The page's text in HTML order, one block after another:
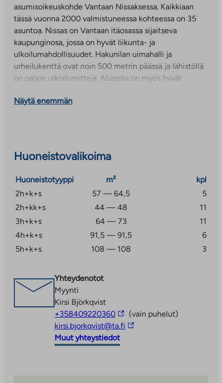
asumisoikeuskohde Vantaan Nissaksessa. Kaikkiaan
tässä vuonna 2000 valmistuneessa kohteessa on 35
asuntoa. Nissas on Vantaan itäosassa sijaitseva
kaupunginosa, jossa on hyvät liikunta- ja
ulkoilumahdollisuudet. Hakunilan uimahalli ja
urheilukenttä ovat noin 500 metrin päässä ja lähistöllä
on paljon ulkoilureittejä. Alueella on myös hyvät
sadan metrin päässä. Päiväkodit, koulut ja lukio ovat
Näytä enemmän
Huoneistovalikoima
Huoneistotyyppi m²
kpl
2h+k+s
57 — 64,5
5
2h+kk+s
44 — 48
11
3h+k+s
64 — 73
11
4h+k+s
91,5 — 91,5
6
5h+k+s
108 — 108 3
Yhteydenotot
Myynti
Kirsi Björkqvist
+358409220360Linkki
vie
ulkopuoliseen
palveluun
(vain puhelut)
kirsi.bjorkqvist@ta.fi Linkki
Muut yhteystiedot